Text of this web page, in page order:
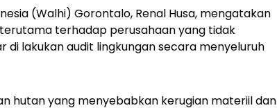
(Walhi) Gorontalo, Renal Husa, mengatakan
terhadap perusahaan yang tidak
lakukan audit lingkungan secara menyeluruh
hutan yang menyebabkan kerugian materiil dan